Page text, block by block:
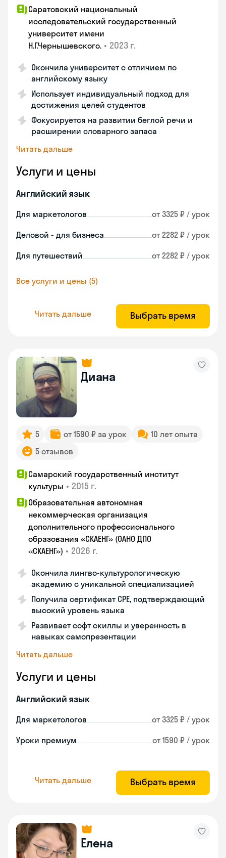
Саратовский национальный
исследовательский государственный
университет имени
Н.Г.Чернышевскогo. • 2023 г.
Окончила университет с отличием по
английскому языку
Использует индивидуальный подход для
достижения целей студентов
Фокусируется на развитии беглой речи и
расширении словарного запаса
Читать дальше
Услуги и цены
Английский язык
Для маркетологов от 3325 ₽ / урок
Деловой - для бизнеса от 2282 ₽ / урок
Для путешествий от 2282 ₽ / урок
Все услуги и цены (5)
Читать дальше Выбрать время
Диана
5 от 1590 ₽ за урок
10 лет опыта
5 отзывов
Самарский государственный институт
культуры • 2015 г.
Образовательная автономная
некоммерческая организация
дополнительного профессионального
образования «СКАЕНГ» (ОАНО ДПО
«СКАЕНГ») • 2026 г.
Окончила лингво-культурологическую
академию с уникальной специализацией
Получила сертификат CPE, подтверждающий
высокий уровень языка
Развивает софт скиллы и уверенность в
навыках самопрезентации
Читать дальше
Услуги и цены
Английский язык
Для маркетологов от 3325 ₽ / урок
Уроки премиум от 1590 ₽ / урок
Читать дальше Выбрать время
Елена